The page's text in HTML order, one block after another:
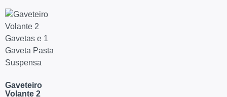
Gaveteiro
Volante 2